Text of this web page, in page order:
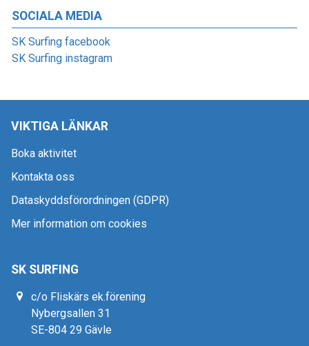
SOCIALA MEDIA
SK Surfing facebook
SK Surfing instagram
VIKTIGA LÄNKAR
Boka aktivitet
Kontakta oss
Dataskyddsförordningen (GDPR)
Mer information om cookies
SK SURFING
c/o Fliskärs ek.förening
Nybergsallen 31
SE-804 29 Gävle